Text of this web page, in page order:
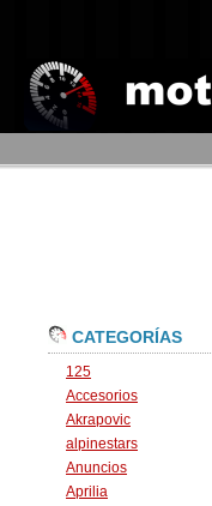
CATEGORÍAS
125
Accesorios
Akrapovic
alpinestars
Anuncios
Aprilia